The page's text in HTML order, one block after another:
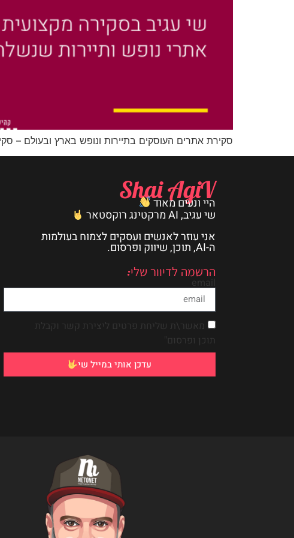
סקירת אתרים העוסקים בתיירות ונופש בארץ ובעולם –
Shai AgiV
היי ונעים מאוד
שי עגיב, AI מרקטינג רוקסטאר
אני עוזר לאנשים ועסקים לצמוח בעולמות
ה-AI, תוכן, שיווק ופרסום.
הרשמה לדיוור שלי:
email
מאשר\ת שליחת פרטים ליצירת קשר וקבלת
תוכן ופרסום"
עדכן אותי במייל שי